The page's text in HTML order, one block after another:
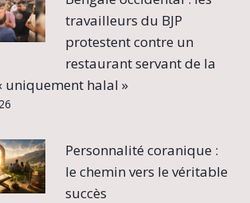
travailleurs du BJP
protestent contre un
restaurant servant de la
uniquement halal »
Personnalité coranique :
le chemin vers le véritable
succès